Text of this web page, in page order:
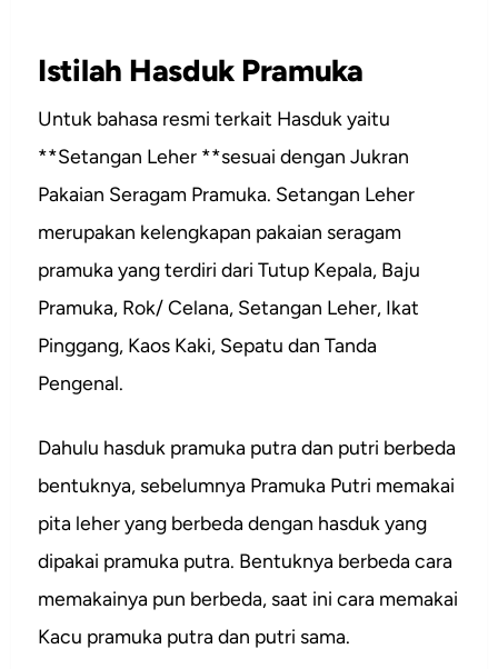
Istilah Hasduk Pramuka
Untuk bahasa resmi terkait Hasduk yaitu
**Setangan Leher **sesuai dengan Jukran
Pakaian Seragam Pramuka. Setangan Leher
merupakan kelengkapan pakaian seragam
pramuka yang terdiri dari Tutup Kepala, Baju
Pramuka, Rok/ Celana, Setangan Leher, Ikat
Pinggang, Kaos Kaki, Sepatu dan Tanda
Pengenal.
Dahulu hasduk pramuka putra dan putri berbeda
bentuknya, sebelumnya Pramuka Putri memakai
pita leher yang berbeda dengan hasduk yang
dipakai pramuka putra. Bentuknya berbeda cara
memakainya pun berbeda, saat ini cara memakai
Kacu pramuka putra dan putri sama.